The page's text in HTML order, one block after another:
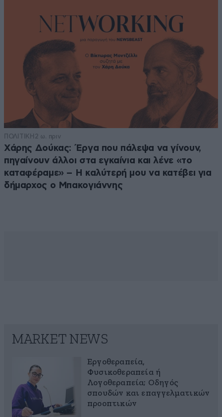
ΠΟΛΙΤΙΚΗ 2 ω. πριν
Χάρης Δούκας: Έργα που πάλεψα να γίνουν,
πηγαίνουν άλλοι στα εγκαίνια και λένε «το
καταφέραμε» – Η καλύτερή μου να κατέβει για
δήμαρχος ο Μπακογιάννης
MARKET NEWS
Εργοθεραπεία,
Φυσικοθεραπεία ή
Λογοθεραπεία; Οδηγός
σπουδών και επαγγελματικών
προοπτικών